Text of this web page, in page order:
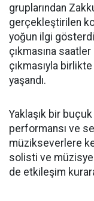
gruplarından
gerçekleştirilen
yoğun ilgi
çıkmasına
çıkmasıyla
yaşandı.
Yaklaşık bir
performansı ve
müzikseverlere
solisti ve
de etkileşim